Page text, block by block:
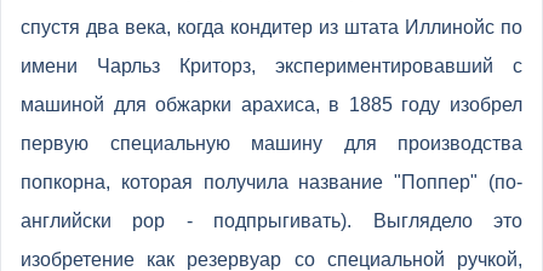
спустя два века, когда кондитер из штата Иллинойс по
имени Чарльз Криторз, экспериментировавший с
машиной для обжарки арахиса, в 1885 году изобрел
первую специальную машину для производства
попкорна, которая получила название "Поппер" (по-
английски pop - подпрыгивать). Выглядело это
изобретение как резервуар со специальной ручкой,